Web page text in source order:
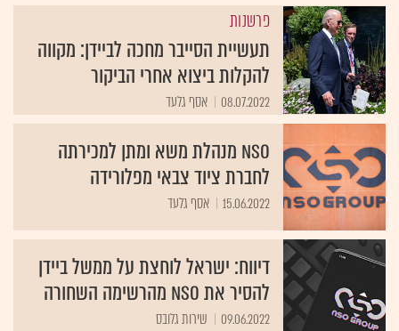
פרשנות
תעשיית הסייבר מחכה לביידן: מקווה
להקלות ביצוא אחרי הביקור
08.07.2022 אסף גלעד
NSO מנהלת משא ומתן למכירתה
לחברת ציוד צבאי מפלורידה
15.06.2022 אסף גלעד
דיווח: ישראל לוחצת על ממשל ביידן
להסיר את NSO מהרשימה השחורה
09.06.2022 שירות גלובס